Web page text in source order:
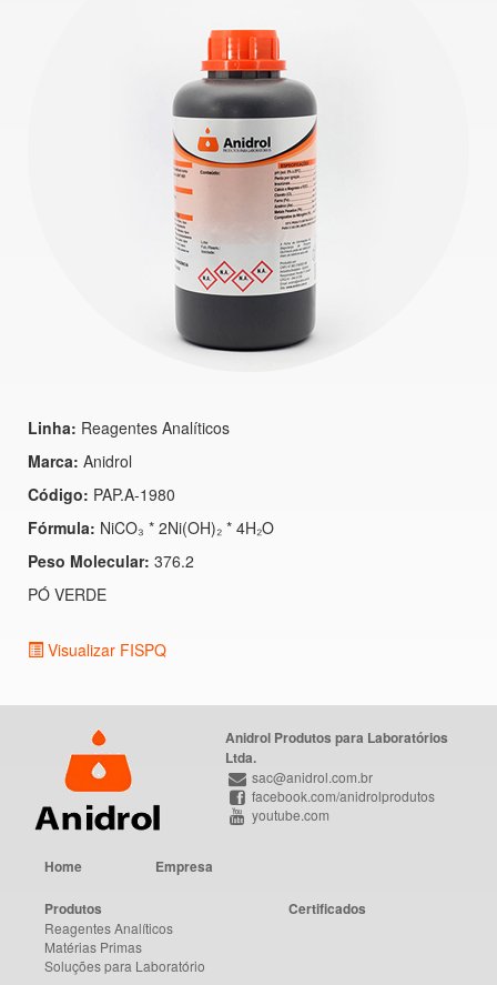
Linha: Reagentes Analíticos
Marca: Anidrol
Código: PAP.A-1980
Fórmula: NiCO₃ * 2Ni(OH)₂ * 4H₂O
Peso Molecular: 376.2
PÓ VERDE
Visualizar FISPQ
Anidrol Produtos para Laboratórios
Ltda.
sac@anidrol.com.br
facebook.com/anidrolprodutos
youtube.com
Home Empresa
Produtos
Reagentes Analíticos
Matérias Primas
Soluções para Laboratório
Certificados